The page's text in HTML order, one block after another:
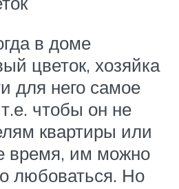
в доме
цветок, хозяйка
для него самое
чтобы он не
квартиры или
время, им можно
любоваться. Но